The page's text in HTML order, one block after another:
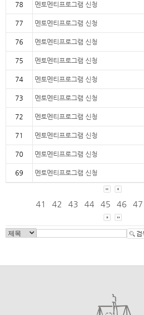
78 멘토멘티프로그램 신청
77 멘토멘티프로그램 신청
76 멘토멘티프로그램 신청
75 멘토멘티프로그램 신청
74 멘토멘티프로그램 신청
73 멘토멘티프로그램 신청
72 멘토멘티프로그램 신청
71 멘토멘티프로그램 신청
70 멘토멘티프로그램 신청
69 멘토멘티프로그램 신청
41 42 43 44 45 46 47